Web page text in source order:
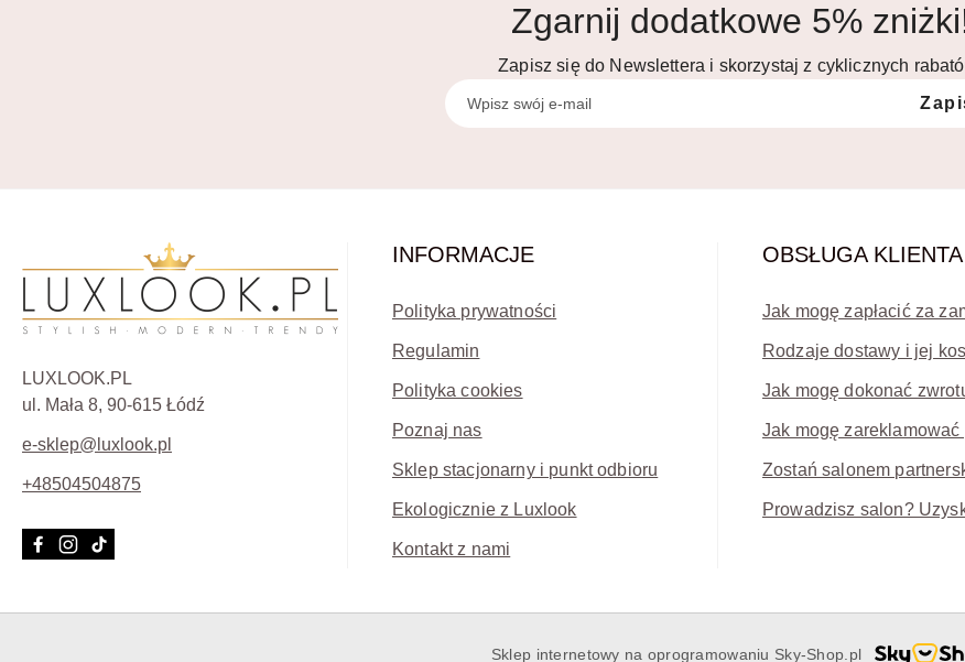
Zgarnij dodatkowe 5%
Zapisz się do Newslettera i skorzystaj z cyklicznych
LUXLOOK.PL
ul. Mała 8, 90-615 Łódź
e-sklep@luxlook.pl
+48504504875
INFORMACJE
Polityka prywatności
Regulamin
Polityka cookies
Poznaj nas
Sklep stacjonarny i punkt odbioru
Ekologicznie z Luxlook
Kontakt z nami
OBSŁUGA KLIENTA
Jak mogę zapłacić za
Rodzaje dostawy i jej
Jak mogę dokonać
Jak mogę zareklamować
Zostań salonem
Prowadzisz salon?
Sklep internetowy na oprogramowaniu Sky-Shop.pl